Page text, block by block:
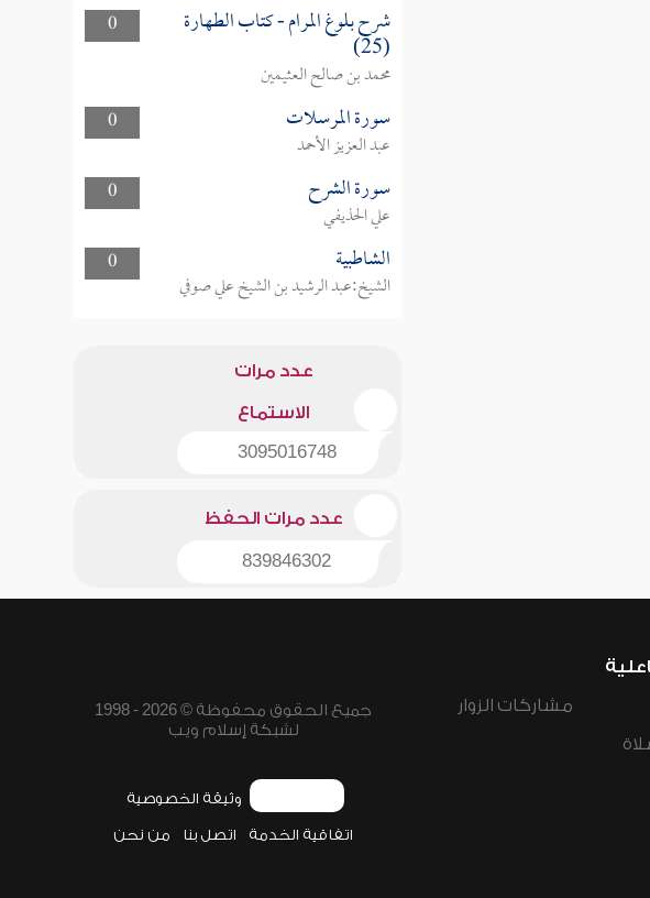
0
شرح بلوغ المرام - كتاب الطهارة
(25)
محمد بن صالح العثيمين
0
سورة المرسلات
عبد العزيز الأحمد
0
سورة الشرح
علي الحذيفي
0
الشاطبية
الشيخ:عبد الرشيد بن الشيخ علي صوفي
عدد مرات
الاستماع
3095016748
عدد مرات الحفظ
839846302
مشاركات الزوار
جميع الحقوق محفوظة © 2026 - 1998
لشبكة إسلام ويب
وثيقة الخصوصية
اتفاقية الخدمة اتصل بنا من نحن